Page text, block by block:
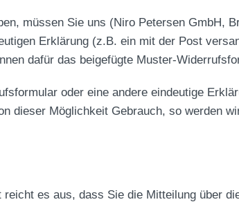
müssen Sie uns (Niro Petersen GmbH,
Erklärung (z.B. ein mit der Post
dafür das beigefügte Muster-
oder eine andere eindeutige
dieser Möglichkeit Gebrauch, so werden
es aus, dass Sie die Mitteilung über